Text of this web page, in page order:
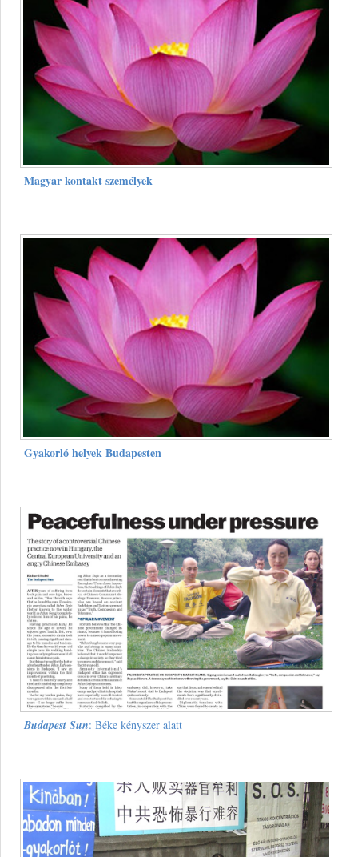
Magyar kontakt személyek
Gyakorló helyek Budapesten
Budapest Sun: Béke kényszer alatt